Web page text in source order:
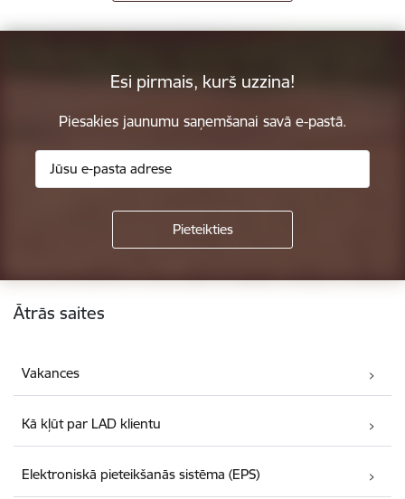
Esi pirmais, kurš uzzina!
Piesakies jaunumu saņemšanai savā e-pastā.
Kājene
Ātrās saites
Vakances
Kā kļūt par LAD klientu
Elektroniskā pieteikšanās sistēma (EPS)